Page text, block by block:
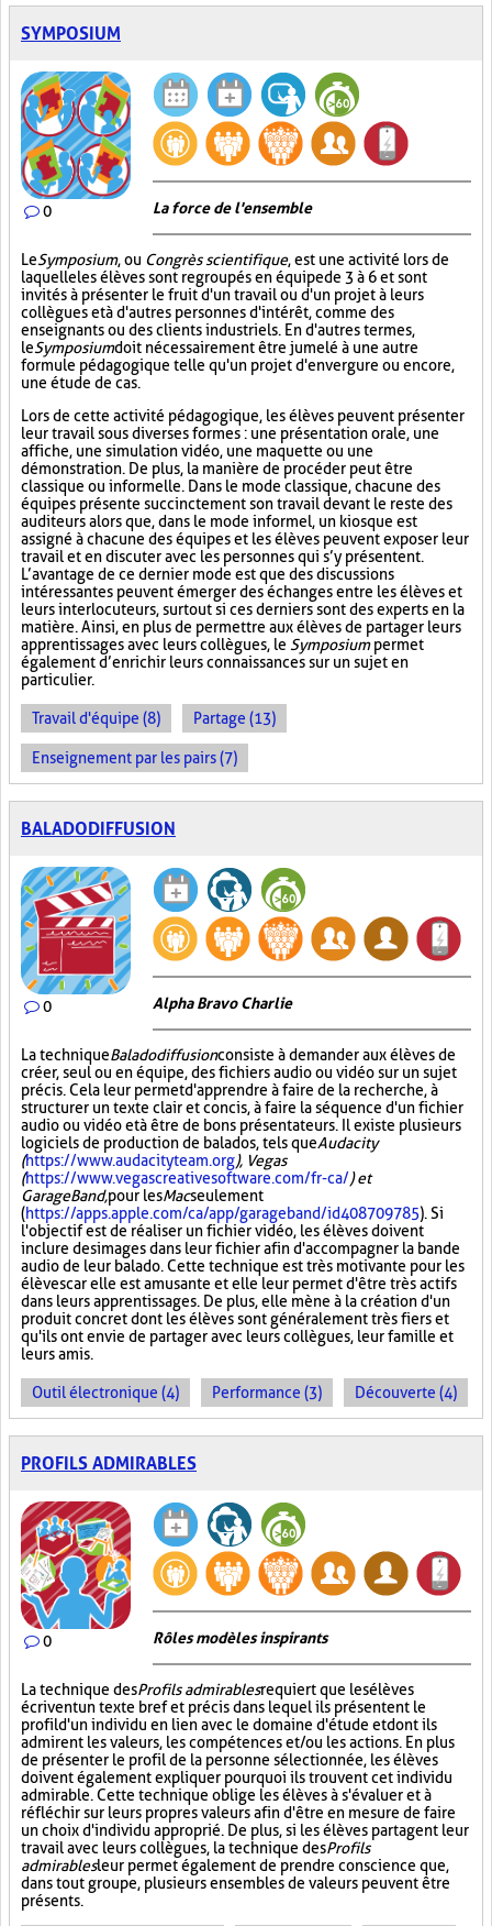
SYMPOSIUM
0 La force de l'ensemble
LeSymposium, ou Congrès scientifique, est une activité lors de
laquelle les élèves sont regroupés en équipe de 3 à 6 et sont
invités à présenter le fruit d'un travail ou d'un projet à leurs
collègues et à d'autres personnes d'intérêt, comme des
enseignants ou des clients industriels. En d'autres termes,
leSymposiumdoit nécessairement être jumelé à une autre
formule pédagogique telle qu'un projet d'envergure ou encore,
une étude de cas.
Lors de cette activité pédagogique, les élèves peuvent présenter
leur travail sous diverses formes : une présentation orale, une
affiche, une simulation vidéo, une maquette ou une
démonstration. De plus, la manière de procéder peut être
classique ou informelle. Dans le mode classique, chacune des
équipes présente succinctement son travail devant le reste des
auditeurs alors que, dans le mode informel, un kiosque est
assigné à chacune des équipes et les élèves peuvent exposer leur
travail et en discuter avec les personnes qui s’y présentent.
L’avantage de ce dernier mode est que des discussions
intéressantes peuvent émerger des échanges entre les élèves et
leurs interlocuteurs, surtout si ces derniers sont des experts en la
matière. Ainsi, en plus de permettre aux élèves de partager leurs
apprentissages avec leurs collègues, le Symposiumpermet
également d’enrichir leurs connaissances sur un sujet en
particulier.
Travail d'équipe (8) Partage (13)
Enseignement par les pairs (7)
BALADODIFFUSION
0 Alpha Bravo Charlie
La techniqueBaladodiffusionconsiste à demander aux élèves de
créer, seul ou en équipe, des fichiers audio ou vidéo sur un sujet
précis. Cela leur permet d'apprendre à faire de la recherche, à
structurer un texte clair et concis, à faire la séquence d'un fichier
audio ou vidéo et à être de bons présentateurs. Il existe plusieurs
logiciels de production de balados, tels queAudacity
(https://www.audacityteam.org), Vegas
(https://www.vegascreativesoftware.com/fr-ca/) et
GarageBand,pour lesMacseulement
(https://apps.apple.com/ca/app/garageband/id408709785). Si
l'objectif est de réaliser un fichier vidéo, les élèves doivent
inclure des images dans leur fichier afin d'accompagner la bande
audio de leur balado. Cette technique est très motivante pour les
élèves car elle est amusante et elle leur permet d'être très actifs
dans leurs apprentissages. De plus, elle mène à la création d'un
produit concret dont les élèves sont généralement très fiers et
qu'ils ont envie de partager avec leurs collègues, leur famille et
leurs amis.
Outil électronique (4) Performance (3) Découverte (4)
PROFILS ADMIRABLES
0 Rôles modèles inspirants
La technique desProfils admirablesrequiert que les élèves
écrivent un texte bref et précis dans lequel ils présentent le
profil d'un individu en lien avec le domaine d'étude et dont ils
admirent les valeurs, les compétences et/ou les actions. En plus
de présenter le profil de la personne sélectionnée, les élèves
doivent également expliquer pourquoi ils trouvent cet individu
admirable. Cette technique oblige les élèves à s'évaluer et à
réfléchir sur leurs propres valeurs afin d'être en mesure de faire
un choix d'individu approprié. De plus, si les élèves partagent leur
travail avec leurs collègues, la technique desProfils
admirablesleur permet également de prendre conscience que,
dans tout groupe, plusieurs ensembles de valeurs peuvent être
présents.